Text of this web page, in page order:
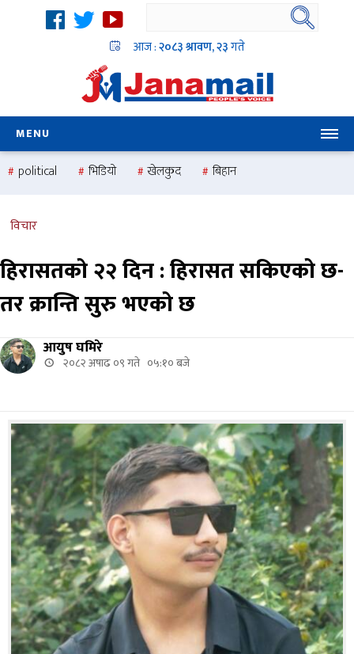
आज :२०८३ श्रावण, २३गते
MENU
political भिडियो खेलकुद
बिहान
national
विचार
हिरासतको २२ दिन : हिरासत सकिएको छ-
तर क्रान्ति सुरु भएको छ
आयुष घमिरे
२०८२ अषाढ ०९ गते ०५:१० बजे